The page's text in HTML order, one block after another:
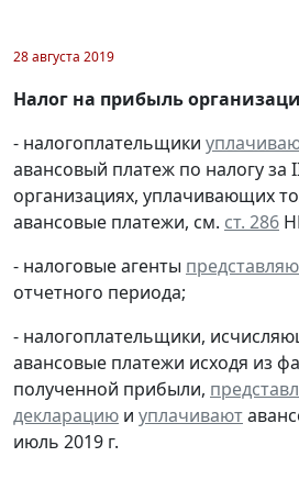
28 августа 2019
Налог на прибыль
- налогоплательщики
авансовый платеж по налогу за
организациях, уплачивающих
авансовые платежи, см. ст. 286
- налоговые агенты
отчетного периода;
- налогоплательщики,
авансовые платежи исходя из
полученной прибыли,
декларацию и уплачивают
июль 2019 г.